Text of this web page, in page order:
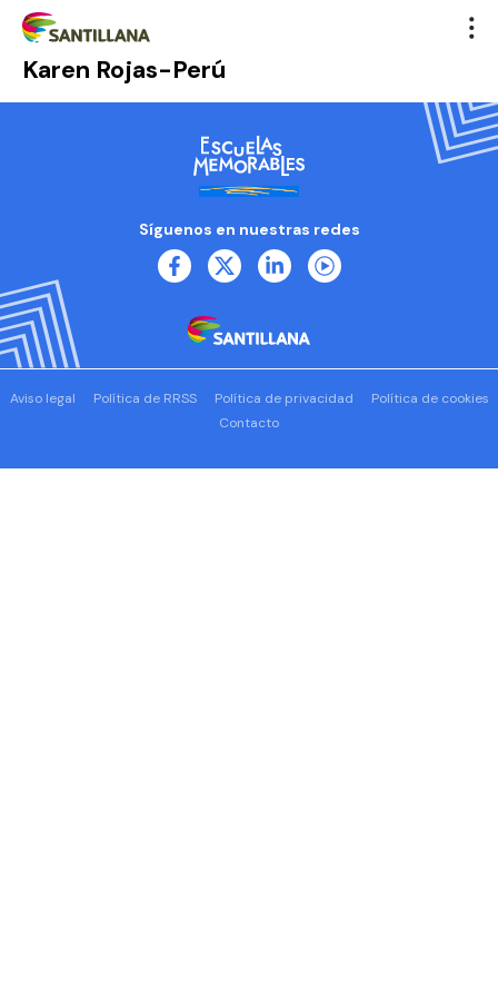
Karen Rojas-Perú
Síguenos en nuestras redes
Aviso legal Política de RRSS Política de privacidad
Política de cookies
Contacto